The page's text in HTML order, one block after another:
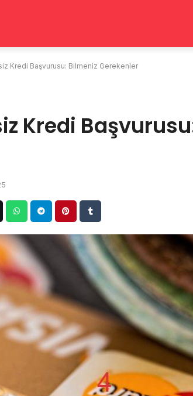
Kredi Başvurusu: Bilmeniz Gerekenler
Kredi